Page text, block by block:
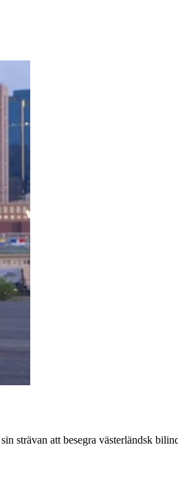
strävan att besegra västerländsk